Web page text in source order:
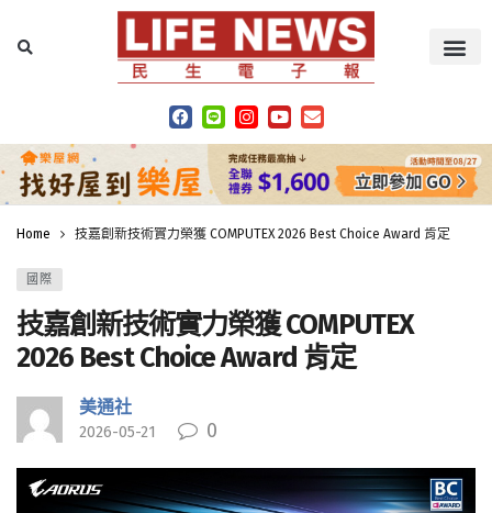
Home 技嘉創新技術實力榮獲 COMPUTEX 2026 Best Choice Award 肯定
國際
技嘉創新技術實力榮獲 COMPUTEX
2026 Best Choice Award 肯定
美通社
2026-05-21 0